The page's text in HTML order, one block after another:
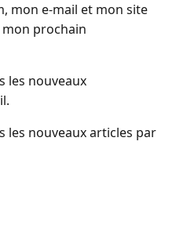
mon e-mail et mon site
prochain
les nouveaux
les nouveaux articles par